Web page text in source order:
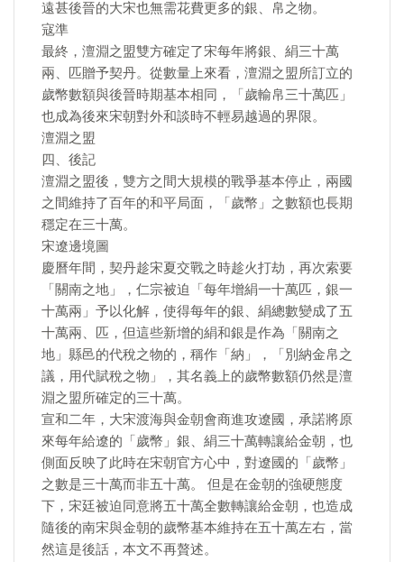
遠甚後晉的大宋也無需花費更多的銀、帛之物。
寇準
最終，澶淵之盟雙方確定了宋每年將銀、絹三十萬
兩、匹贈予契丹。從數量上來看，澶淵之盟所訂立的
歲幣數額與後晉時期基本相同，「歲輸帛三十萬匹」
也成為後來宋朝對外和談時不輕易越過的界限。
澶淵之盟
四、後記
澶淵之盟後，雙方之間大規模的戰爭基本停止，兩國
之間維持了百年的和平局面，「歲幣」之數額也長期
穩定在三十萬。
宋遼邊境圖
慶曆年間，契丹趁宋夏交戰之時趁火打劫，再次索要
「關南之地」，仁宗被迫「每年增絹一十萬匹，銀一
十萬兩」予以化解，使得每年的銀、絹總數變成了五
十萬兩、匹，但這些新增的絹和銀是作為「關南之
地」縣邑的代稅之物的，稱作「納」，「別納金帛之
議，用代賦稅之物」，其名義上的歲幣數額仍然是澶
淵之盟所確定的三十萬。
宣和二年，大宋渡海與金朝會商進攻遼國，承諾將原
來每年給遼的「歲幣」銀、絹三十萬轉讓給金朝，也
側面反映了此時在宋朝官方心中，對遼國的「歲幣」
之數是三十萬而非五十萬。 但是在金朝的強硬態度
下，宋廷被迫同意將五十萬全數轉讓給金朝，也造成
隨後的南宋與金朝的歲幣基本維持在五十萬左右，當
然這是後話，本文不再贅述。